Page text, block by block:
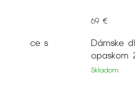
s
Dámske
opaskom
Skladom
69 €